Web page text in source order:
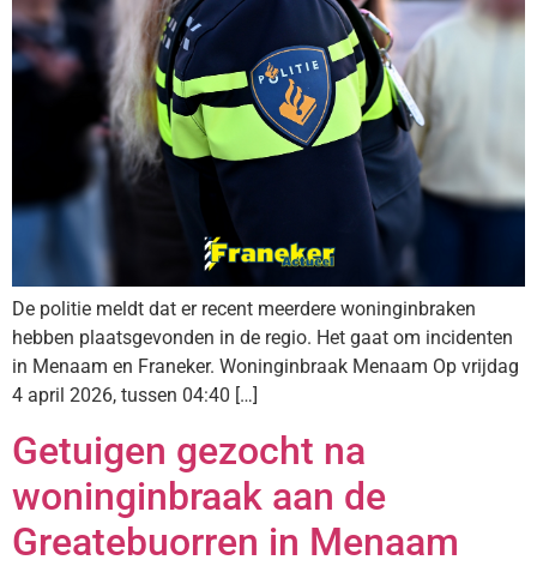
De politie meldt dat er recent meerdere woninginbraken
hebben plaatsgevonden in de regio. Het gaat om incidenten
in Menaam en Franeker. Woninginbraak Menaam Op vrijdag
4 april 2026, tussen 04:40 […]
Getuigen gezocht na
woninginbraak aan de
Greatebuorren in Menaam